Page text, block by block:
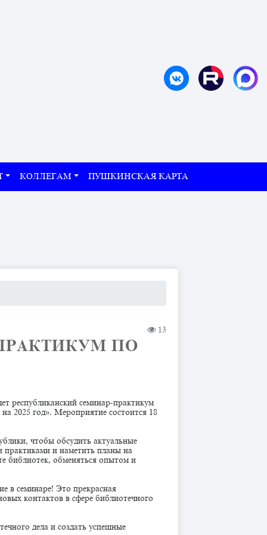
КОЛЛЕГАМ ПУШКИНСКАЯ КАРТА
13
ПО
республиканский семинар-практикум
2025 год». Мероприятие состоится 18
чтобы обсудить актуальные
практиками и наметить планы на
библиотек, обменяться опытом и
в семинаре! Это прекрасная
контактов в сфере библиотечного
дела и создать успешные